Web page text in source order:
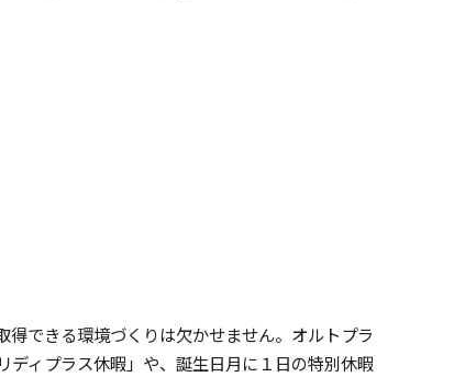
できる環境づくりは欠かせません。オルトプラ
ィプラス休暇」や、誕生日月に１日の特別休暇